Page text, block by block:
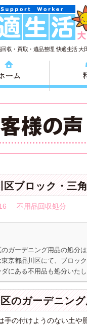
収・買取・遺品整理 快適生活 大
区ブロック・三
不用品回収処分
ガーデニング用品の処分は
京都品川区にて、ブロッ
にある不用品も処分いたし
のガーデニン
手の付けようのない土や